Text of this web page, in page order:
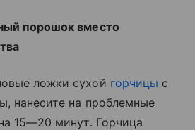
порошок вместо
ложки сухой горчицы с
нанесите на проблемные
15—20 минут. Горчица